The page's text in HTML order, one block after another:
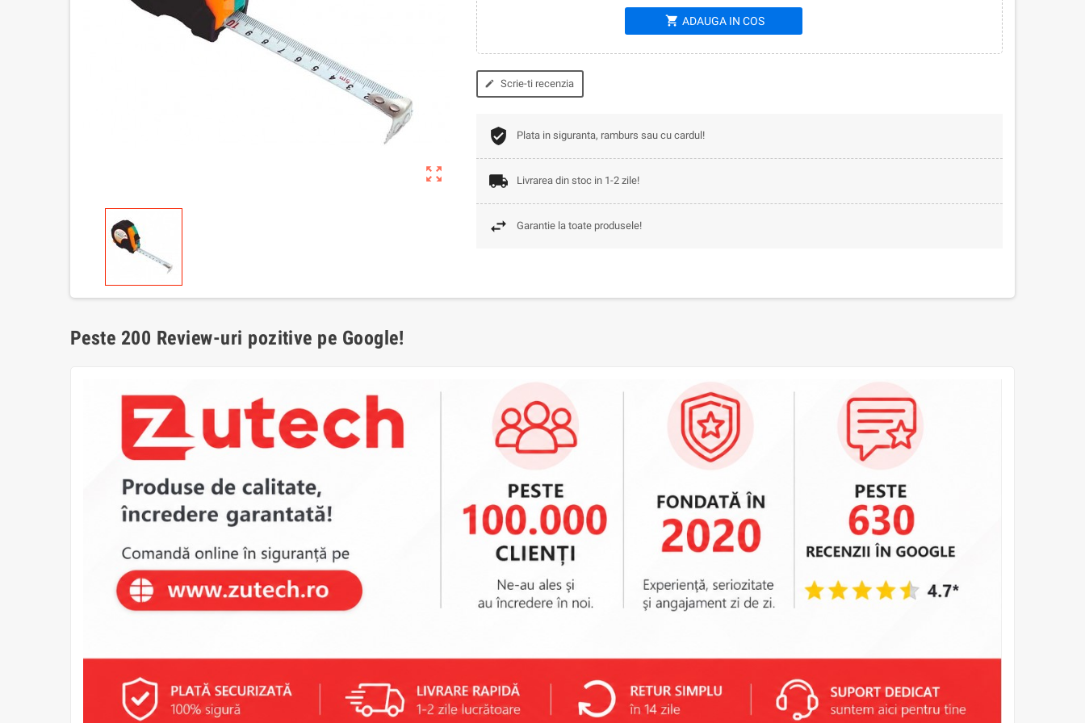
zoom_out_map
shopping_cart ADAUGA IN COS
edit Scrie-ti recenzia
Plata in siguranta, ramburs sau cu cardul!
Livrarea din stoc in 1-2 zile!
Garantie la toate produsele!
Peste 200 Review-uri pozitive pe Google!